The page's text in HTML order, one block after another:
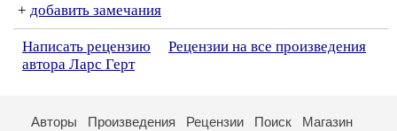
+ добавить замечания
Написать рецензию
Рецензии на все произведения
автора Ларс Герт
Авторы Произведения Рецензии Поиск Магазин